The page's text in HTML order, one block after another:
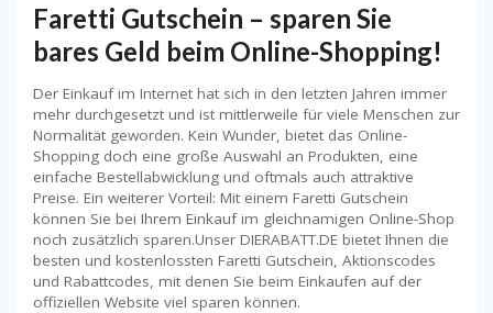
Faretti Gutschein – sparen Sie
bares Geld beim Online-Shopping!
Der Einkauf im Internet hat sich in den letzten Jahren immer
mehr durchgesetzt und ist mittlerweile für viele Menschen zur
Normalität geworden. Kein Wunder, bietet das Online-
Shopping doch eine große Auswahl an Produkten, eine
einfache Bestellabwicklung und oftmals auch attraktive
Preise. Ein weiterer Vorteil: Mit einem Faretti Gutschein
können Sie bei Ihrem Einkauf im gleichnamigen Online-Shop
noch zusätzlich sparen.Unser DIERABATT.DE bietet Ihnen die
besten und kostenlossten Faretti Gutschein, Aktionscodes
und Rabattcodes, mit denen Sie beim Einkaufen auf der
offiziellen Website viel sparen können.